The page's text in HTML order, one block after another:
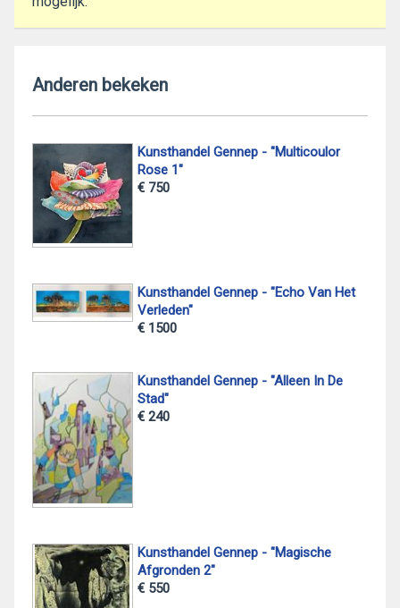
Anderen bekeken
Kunsthandel Gennep - "Multicoulor
Rose 1"
€ 750
Kunsthandel Gennep - "Echo Van Het
Verleden"
€ 1500
Kunsthandel Gennep - "Alleen In De
Stad"
€ 240
Kunsthandel Gennep - "Magische
Afgronden 2"
€ 550